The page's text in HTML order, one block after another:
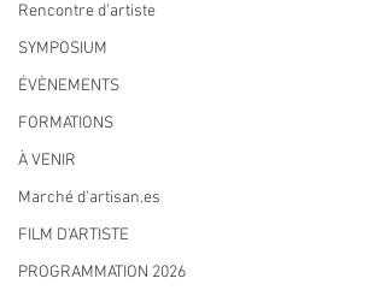
Rencontre d’artiste
SYMPOSIUM
ÉVÈNEMENTS
FORMATIONS
À VENIR
Marché d'artisan.es
FILM D'ARTISTE
PROGRAMMATION 2026